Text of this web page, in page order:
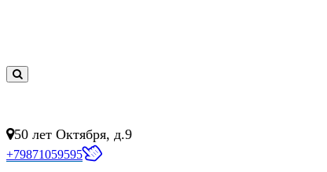
50 лет Октября, д.9
+79871059595